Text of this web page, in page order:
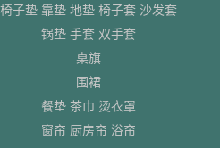
椅子垫 靠垫 地垫 椅子套 沙发套
锅垫 手套 双手套
桌旗
围裙
餐垫 茶巾 烫衣罩
窗帘 厨房帘 浴帘